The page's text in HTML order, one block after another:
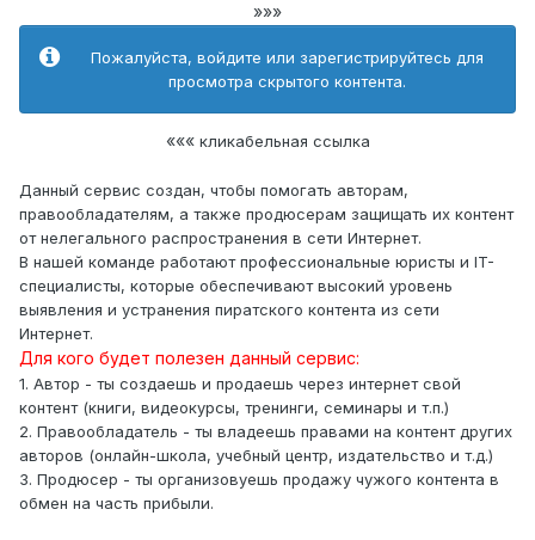
»»»
Пожалуйста, войдите или зарегистрируйтесь для
просмотра скрытого контента.
«««кликабельная ссылка
Данный сервис создан, чтобы помогать авторам,
правообладателям, а также продюсерам защищать их контент
от нелегального распространения в сети Интернет.
В нашей команде работают профессиональные юристы и IT-
специалисты, которые обеспечивают высокий уровень
выявления и устранения пиратского контента из сети
Интернет.
Для кого будет полезен данный сервис:
1. Автор - ты создаешь и продаешь через интернет свой
контент (книги, видеокурсы, тренинги, семинары и т.п.)
2. Правообладатель - ты владеешь правами на контент других
авторов (онлайн-школа, учебный центр, издательство и т.д.)
3. Продюсер - ты организовуешь продажу чужого контента в
обмен на часть прибыли.